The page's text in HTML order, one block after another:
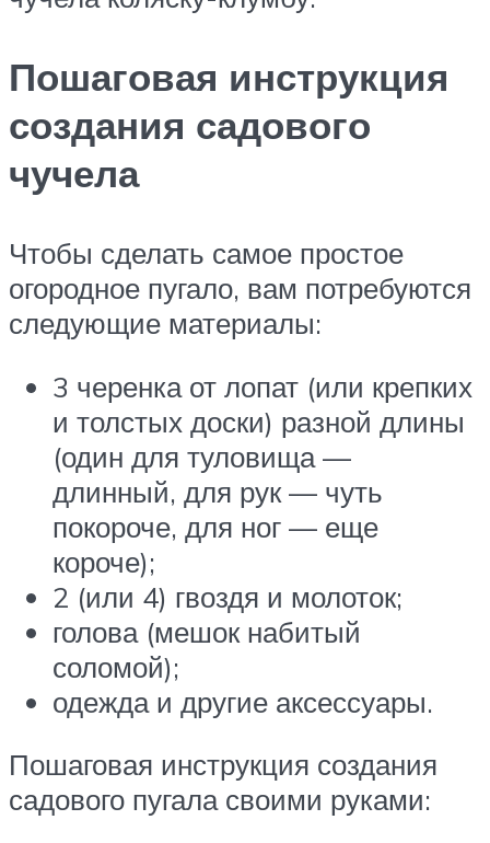
Пошаговая инструкция
создания садового
чучела
Чтобы сделать самое простое
огородное пугало, вам потребуются
следующие материалы:
3 черенка от лопат (или крепких
и толстых доски) разной длины
(один для туловища —
длинный, для рук — чуть
покороче, для ног — еще
короче);
2 (или 4) гвоздя и молоток;
голова (мешок набитый
соломой);
одежда и другие аксессуары.
Пошаговая инструкция создания
садового пугала своими руками: